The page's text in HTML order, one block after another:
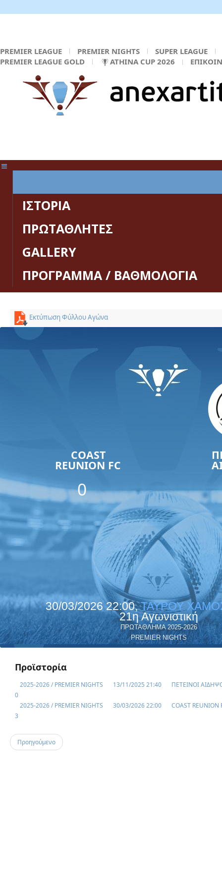
PREMIER LEAGUE PREMIER NIGHTS
SUPER LEAGUE
PREMIER LEAGUE GOLD
ATHINA CUP 2026
ΙΣΤΟΡΙΑ
ΠΡΩΤΑΘΛΗΤΕΣ
GALLERY
ΠΡΟΓΡΑΜΜΑ / ΒΑΘΜΟΛΟΓΙΑ
Εκτύπωση Φύλλου Αγώνα
COAST
REUNION FC
0
30/03/2026 22:00,ΤΑΥΡΟΥ
21η Αγωνιστική
ΠΡΩΤΑΘΛΗΜΑ 2025-2026
PREMIER NIGHTS
Προϊστορία
2025-2026 / PREMIER NIGHTS 13/11/2025 21:40
ΠΕΤΕΙΝΟΙ
0
2025-2026 / PREMIER NIGHTS
30/03/2026 22:00
COAST
3
Προηγούμενο